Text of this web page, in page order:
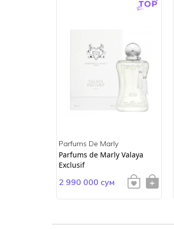
Parfums De Marly
Parfums de Marly Valaya
Exclusif
2 990 000 сум